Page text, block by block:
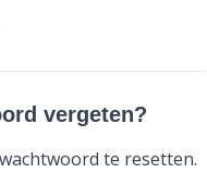
vergeten?
te resetten.